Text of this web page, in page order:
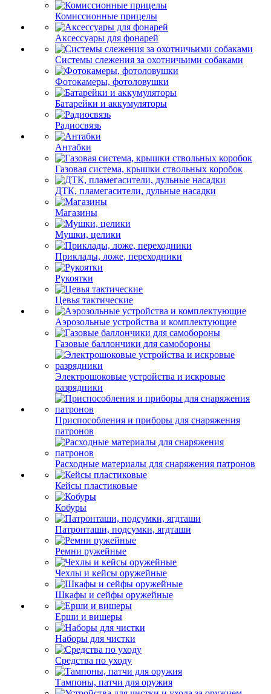
Комиссионные прицелы
Аксессуары для фонарей
Системы слежения за охотничьими собаками
Фотокамеры, фотоловушки
Батарейки и аккумуляторы
Радиосвязь
Антабки
Газовая система, крышки ствольных коробок
ДТК, пламегасители, дульные насадки
Магазины
Мушки, целики
Приклады, ложе, переходники
Рукоятки
Цевья тактические
Аэрозольные устройства и комплектующие
Газовые баллончики для самобороны
Электрошоковые устройства и искровые
разрядники
Приспособления и приборы для снаряжения
патронов
Расходные материалы для снаряжения патронов
Кейсы пластиковые
Кобуры
Патронташи, подсумки, ягдташи
Ремни ружейные
Чехлы и кейсы оружейные
Шкафы и сейфы оружейные
Ерши и вишеры
Наборы для чистки
Средства по уходу
Тампоны, патчи для оружия